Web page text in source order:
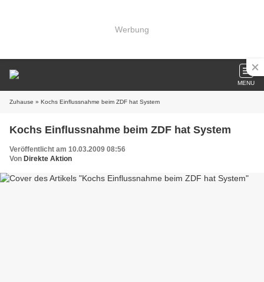
Werbung
MENU
Zuhause » Kochs Einflussnahme beim ZDF hat System
Kochs Einflussnahme beim ZDF hat System
Veröffentlicht am 10.03.2009 08:56
Von Direkte Aktion